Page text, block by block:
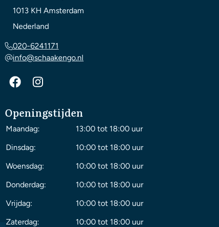
1013 KH Amsterdam
Nederland
020-6241171
info@schaakengo.nl
Openingstijden
Maandag:
13:00 tot 18:00 uur
Dinsdag:
10:00 tot 18:00 uur
Woensdag:
10:00 tot 18:00 uur
Donderdag:
10:00 tot 18:00 uur
Vrijdag:
10:00 tot 18:00 uur
Zaterdag:
10:00 tot 18:00 uur